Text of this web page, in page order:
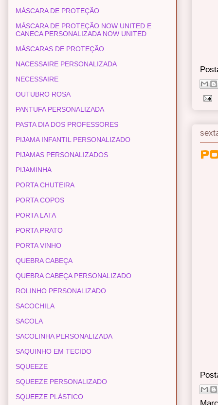
MÁSCARA DE PROTEÇÃO
MÁSCARA DE PROTEÇÃO NOW UNITED E
CANECA PERSONALIZADA NOW UNITED
MÁSCARAS DE PROTEÇÃO
NACESSAIRE PERSONALIZADA
NECESSAIRE
OUTUBRO ROSA
PANTUFA PERSONALIZADA
PASTA DIA DOS PROFESSORES
PIJAMA INFANTIL PERSONALIZADO
PIJAMAS PERSONALIZADOS
PIJAMINHA
PORTA CHUTEIRA
PORTA COPOS
PORTA LATA
PORTA PRATO
PORTA VINHO
QUEBRA CABEÇA
QUEBRA CABEÇA PERSONALIZADO
ROLINHO PERSONALIZADO
SACOCHILA
SACOLA
SACOLINHA PERSONALIZADA
SAQUINHO EM TECIDO
SQUEEZE
SQUEEZE PERSONALIZADO
SQUEEZE PLÁSTICO